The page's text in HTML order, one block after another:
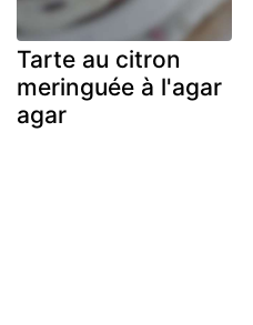
Tarte au citron
meringuée à l'agar
agar